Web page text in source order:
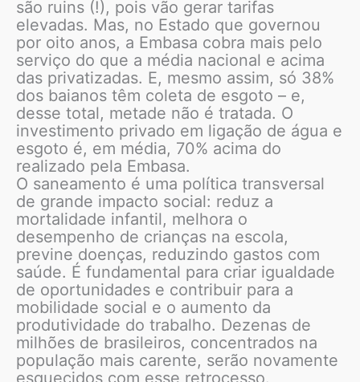
são ruins (!), pois vão gerar tarifas
elevadas. Mas, no Estado que governou
por oito anos, a Embasa cobra mais pelo
serviço do que a média nacional e acima
das privatizadas. E, mesmo assim, só 38%
dos baianos têm coleta de esgoto – e,
desse total, metade não é tratada. O
investimento privado em ligação de água e
esgoto é, em média, 70% acima do
realizado pela Embasa.
O saneamento é uma política transversal
de grande impacto social: reduz a
mortalidade infantil, melhora o
desempenho de crianças na escola,
previne doenças, reduzindo gastos com
saúde. É fundamental para criar igualdade
de oportunidades e contribuir para a
mobilidade social e o aumento da
produtividade do trabalho. Dezenas de
milhões de brasileiros, concentrados na
população mais carente, serão novamente